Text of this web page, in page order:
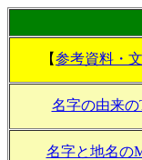
【参考資料・
名字の由来の
名字と地名の